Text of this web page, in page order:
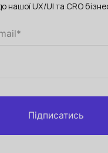
нашої UX/UI та CRO
Підписатись